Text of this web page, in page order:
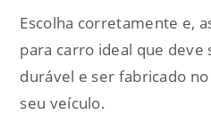
Escolha corretamente e,
para carro ideal que deve
durável e ser fabricado
seu veículo.